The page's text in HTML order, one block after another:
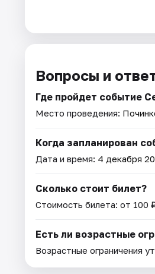
Вопросы и
Где пройдет событие
Место проведения:
Когда запланирован
Дата и время: 4 декабря
Сколько стоит билет?
Стоимость билета: от 100
Есть ли возрастные
Возрастные ограничения